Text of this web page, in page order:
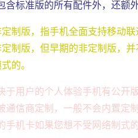
标准版的所有配件外，还额
制版，指手机全面支持移动
制版，但早期的非定制版，
的。
于用户的个人体验手机有公开
通信商定制，一般不会内置定
机卡如果您想不受网络制式